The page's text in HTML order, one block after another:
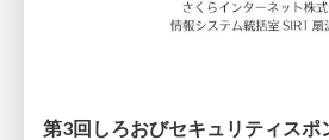
第3回しろおびセキュリティスポ